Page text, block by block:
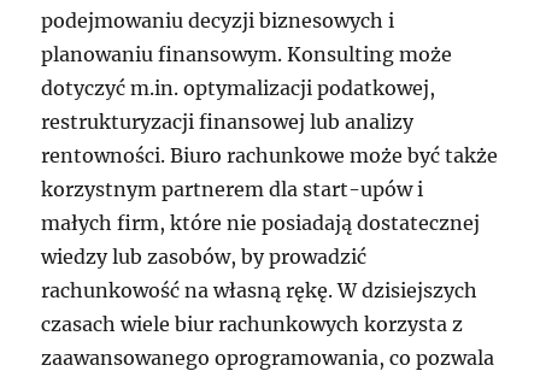
podejmowaniu decyzji biznesowych i
planowaniu finansowym. Konsulting może
dotyczyć m.in. optymalizacji podatkowej,
restrukturyzacji finansowej lub analizy
rentowności. Biuro rachunkowe może być także
korzystnym partnerem dla start-upów i
małych firm, które nie posiadają dostatecznej
wiedzy lub zasobów, by prowadzić
rachunkowość na własną rękę. W dzisiejszych
czasach wiele biur rachunkowych korzysta z
zaawansowanego oprogramowania, co pozwala